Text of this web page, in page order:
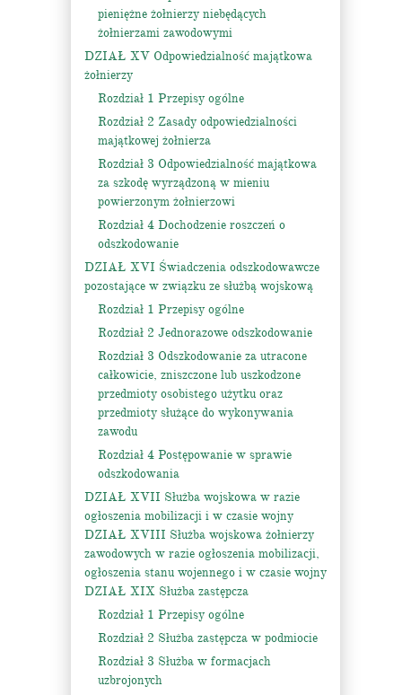
pieniężne żołnierzy niebędących
żołnierzami zawodowymi
DZIAŁ XV Odpowiedzialność majątkowa
żołnierzy
Rozdział 1 Przepisy ogólne
Rozdział 2 Zasady odpowiedzialności
majątkowej żołnierza
Rozdział 3 Odpowiedzialność majątkowa
za szkodę wyrządzoną w mieniu
powierzonym żołnierzowi
Rozdział 4 Dochodzenie roszczeń o
odszkodowanie
DZIAŁ XVI Świadczenia odszkodowawcze
pozostające w związku ze służbą wojskową
Rozdział 1 Przepisy ogólne
Rozdział 2 Jednorazowe odszkodowanie
Rozdział 3 Odszkodowanie za utracone
całkowicie, zniszczone lub uszkodzone
przedmioty osobistego użytku oraz
przedmioty służące do wykonywania
zawodu
Rozdział 4 Postępowanie w sprawie
odszkodowania
DZIAŁ XVII Służba wojskowa w razie
ogłoszenia mobilizacji i w czasie wojny
DZIAŁ XVIII Służba wojskowa żołnierzy
zawodowych w razie ogłoszenia mobilizacji,
ogłoszenia stanu wojennego i w czasie wojny
DZIAŁ XIX Służba zastępcza
Rozdział 1 Przepisy ogólne
Rozdział 2 Służba zastępcza w podmiocie
Rozdział 3 Służba w formacjach
uzbrojonych